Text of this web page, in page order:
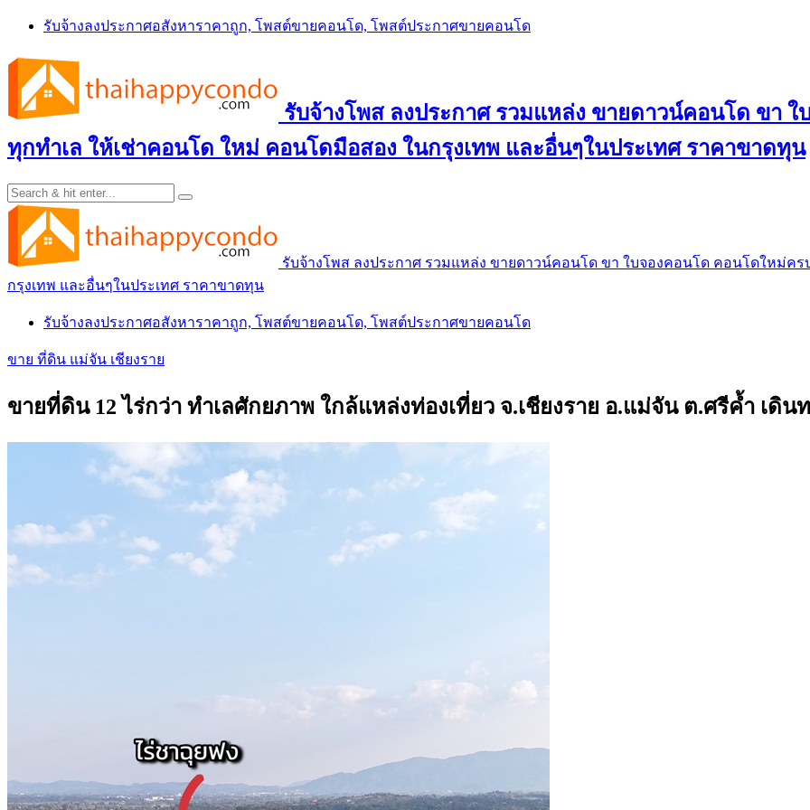
Skip
content
รับจ้างลงประกาศอสังหาราคาถูก, โพสต์ขายคอนโด, โพสต์ประกาศขายคอนโด
รับจ้างโพส ลงประกาศ รวมแหล่ง ขายดาวน์คอนโด ขา
ทุกทำเล ให้เช่าคอนโด ใหม่ คอนโดมือสอง ในกรุงเทพ และอื่นๆในประเทศ ราคาขาดทุน
รับจ้างโพส ลงประกาศ รวมแหล่ง ขายดาวน์คอนโด ขา ใบจองคอนโด คอนโดใหม่ค
กรุงเทพ และอื่นๆในประเทศ ราคาขาดทุน
รับจ้างลงประกาศอสังหาราคาถูก, โพสต์ขายคอนโด, โพสต์ประกาศขายคอนโด
ขาย ที่ดิน แม่จัน เชียงราย
ขายที่ดิน 12 ไร่กว่า ทำเลศักยภาพ ใกล้แหล่งท่องเที่ยว จ.เชียงราย อ.แม่จัน ต.ศรีค้ำ เดินท